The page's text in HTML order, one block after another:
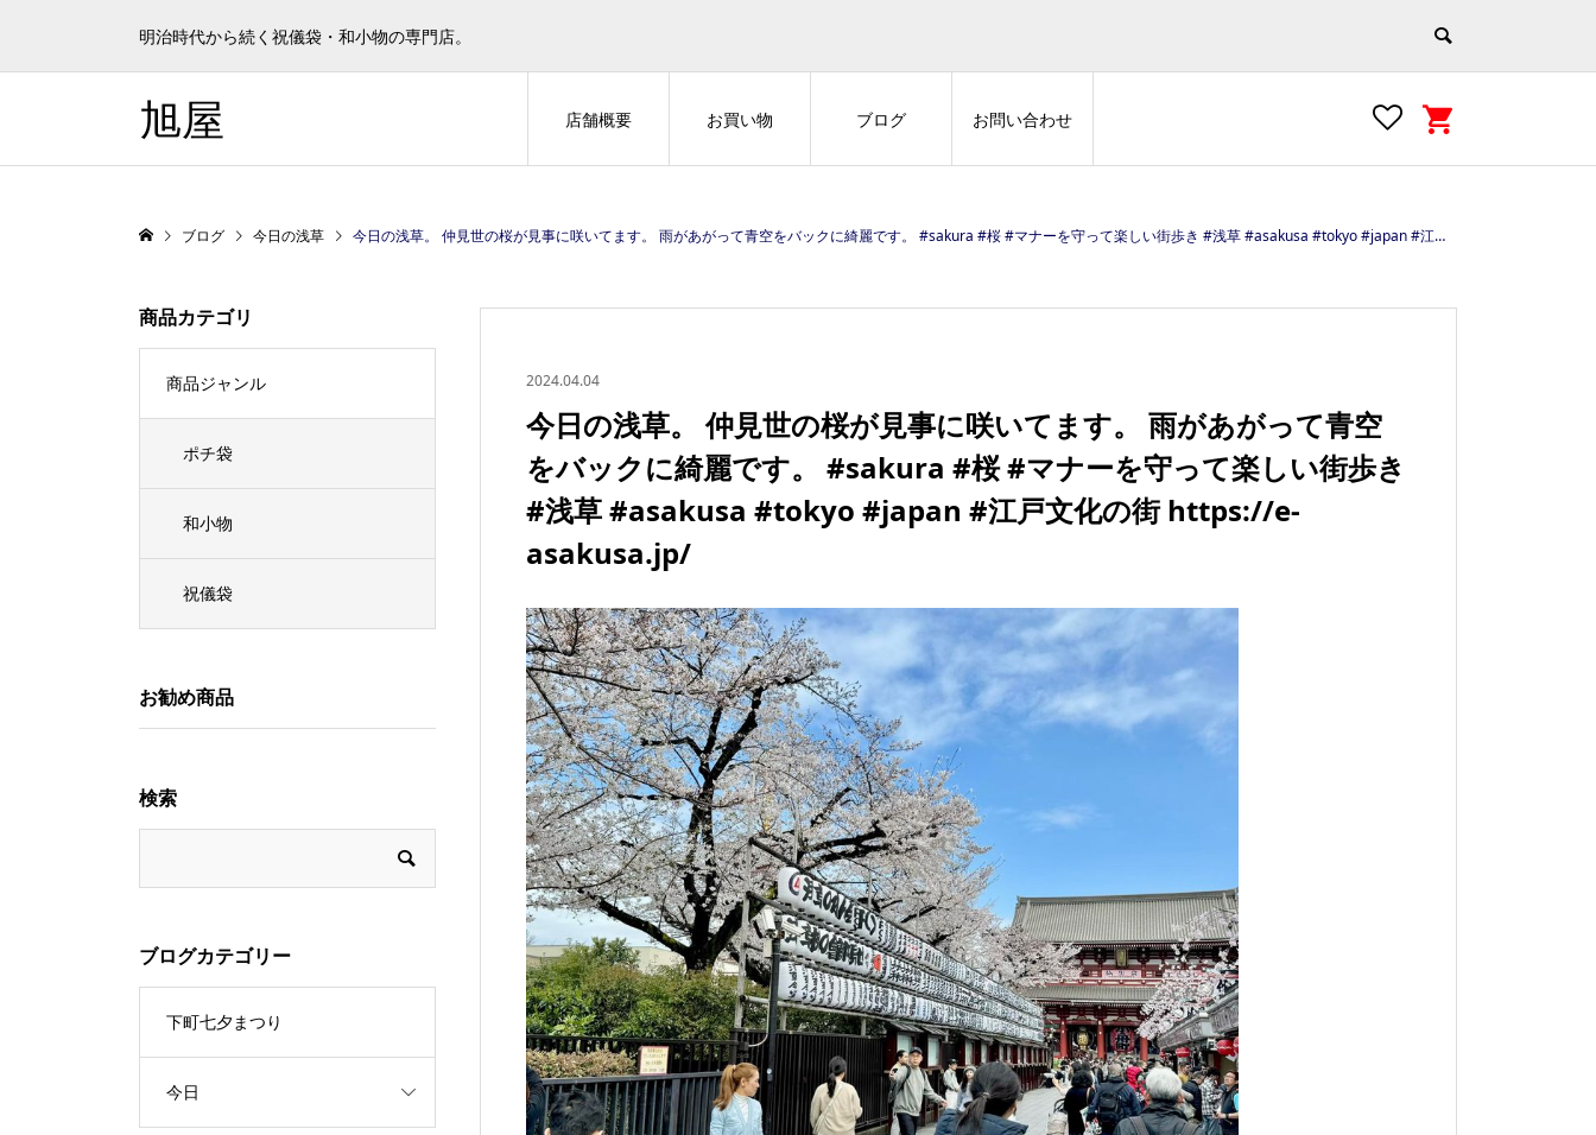
明治時代から続く祝儀袋・和小物の専門店。
旭屋 店舗概要 お買い物 ブログ お問い合わせ
ブログ 今日の浅草 今日の浅草。 仲見世の桜が見事に咲いてます。 雨があがって青空をバックに綺麗です。 #sakura #桜 #マナーを守って楽しい街歩き #浅草 #asakusa #tokyo #japan #江戸文化の街 https://e-asakusa.jp/
2024.04.04
今日の浅草。 仲見世の桜が見事に咲いてます。 雨があがって青空
をバックに綺麗です。 #sakura #桜 #マナーを守って楽しい街歩き
#浅草 #asakusa #tokyo #japan #江戸文化の街 https://e-
asakusa.jp/
商品カテゴリ
商品ジャンル
ポチ袋
和小物
祝儀袋
お勧め商品
検索
ブログカテゴリー
下町七夕まつり
今日